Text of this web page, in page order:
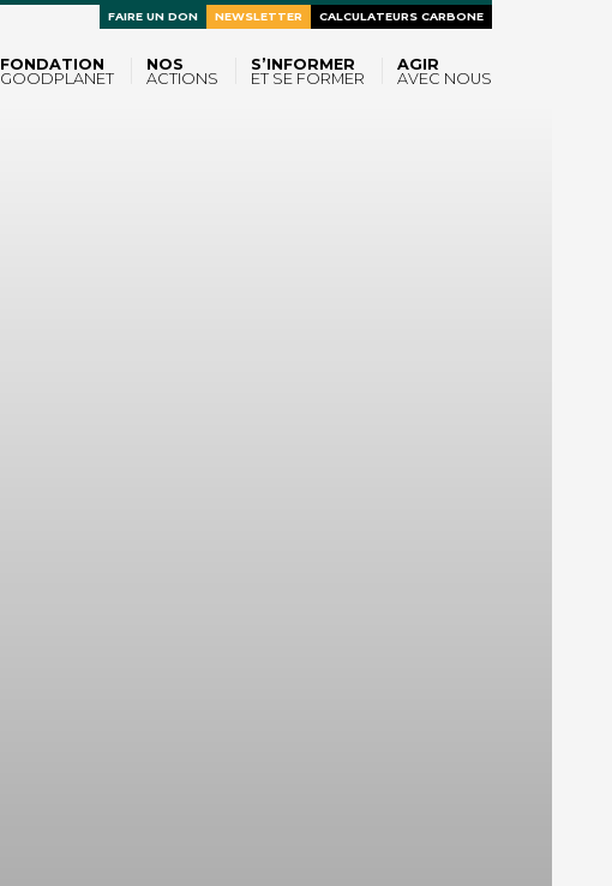
FONDATION
GOODPLANET
NOS
ACTIONS
S’INFORMER
ET SE FORMER
AGIR
AVEC NOUS
FAIRE UN DON NEWSLETTER CALCULATEURS CARBONE